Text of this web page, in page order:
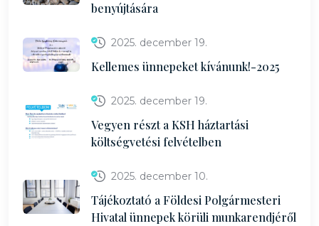
benyújtására
2025. december 19.
Kellemes ünnepeket kívánunk!-2025
2025. december 19.
Vegyen részt a KSH háztartási
költségvetési felvételben
2025. december 10.
Tájékoztató a Földesi Polgármesteri
Hivatal ünnepek körüli munkarendjéről